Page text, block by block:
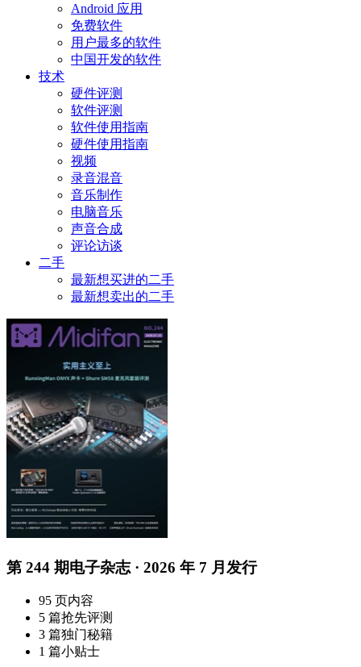
Android 应用
免费软件
用户最多的软件
中国开发的软件
技术
硬件评测
软件评测
软件使用指南
硬件使用指南
视频
录音混音
音乐制作
电脑音乐
声音合成
评论访谈
二手
最新想买进的二手
最新想卖出的二手
第 244 期电子杂志 · 2026 年 7 月发行
95 页内容
5 篇抢先评测
3 篇独门秘籍
1 篇小贴士